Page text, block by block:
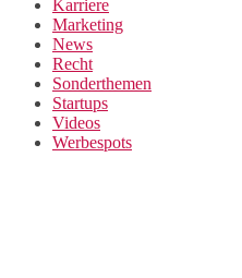
Karriere
Marketing
News
Recht
Sonderthemen
Startups
Videos
Werbespots